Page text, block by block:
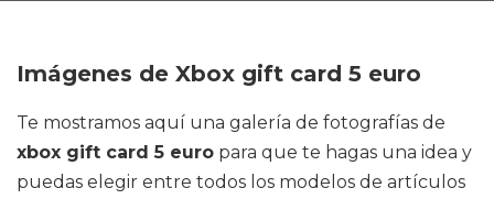
Imágenes de Xbox gift card 5 euro
Te mostramos aquí una galería de fotografías de
xbox gift card 5 euro para que te hagas una idea y
puedas elegir entre todos los modelos de artículos